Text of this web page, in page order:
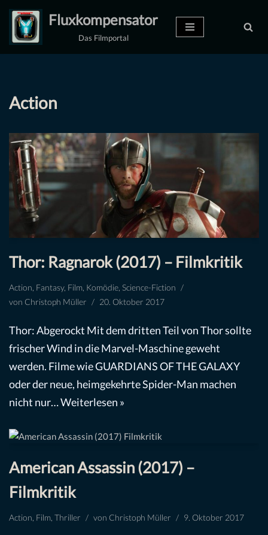
Zum
Inhalt
Fluxkompensator
Das Filmportal
Action
Thor: Ragnarok (2017) – Filmkritik
Action, Fantasy, Film, Komödie, Science-Fiction
von Christoph Müller 20. Oktober 2017
Thor: Abgerockt Mit dem dritten Teil von Thor sollte
frischer Wind in die Marvel-Maschine geweht
werden. Filme wie GUARDIANS OF THE GALAXY
oder der neue, heimgekehrte Spider-Man machen
nicht nur…Weiterlesen »
American Assassin (2017) –
Filmkritik
Action, Film, Thriller von Christoph Müller 9. Oktober 2017